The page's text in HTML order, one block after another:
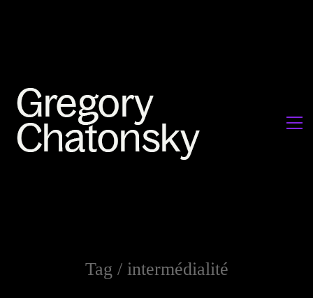
Tag / intermédialité